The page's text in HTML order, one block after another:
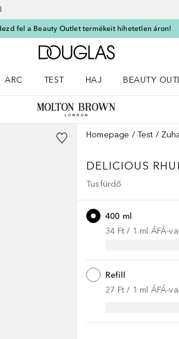
fel a Beauty Outlet termékeit hihetetlen áron!
A Douglas
ARC
TEST
HAJ
BEAUTY
Homepage Test
DELICIOUS
Tusfürdő
400 ml
34 Ft / 1 ml ÁFÁ-val
Refill
27 Ft / 1 ml ÁFÁ-val